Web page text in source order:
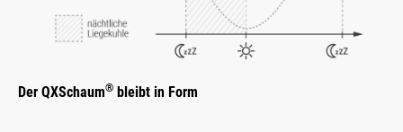
Der QXSchaum® bleibt in Form